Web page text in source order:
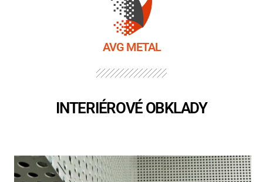
AVG METAL
INTERIÉROVÉ OBKLADY